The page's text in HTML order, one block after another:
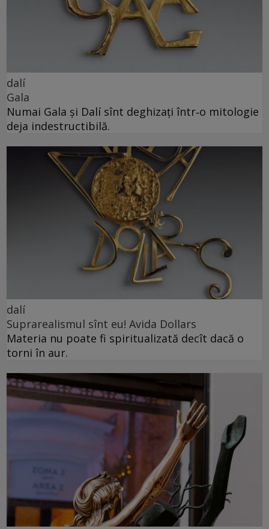
dalí
Gala
Numai Gala și Dalí sînt deghizați într‑o mitologie
deja indestructibilă.
dalí
Suprarealismul sînt eu! Avida Dollars
Materia nu poate fi spiritualizată decît dacă o
torni în aur.